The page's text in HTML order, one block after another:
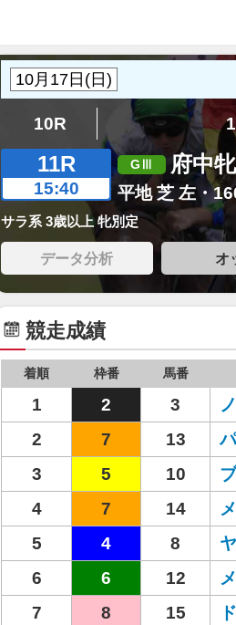
10R
11R
15:40
府中
平地 芝 左・
サラ系 3歳以上 牝別定
データ分析 オ
競走成績
着順 枠番 馬番
1 2 3
2
7 13
3
5 10
4
7 14
5
4 8
6
6 12
7
8 15